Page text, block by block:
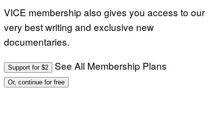
VICE membership also gives you access to our
very best writing and exclusive new
documentaries.
Support for $2 See All Membership Plans
Or, continue for free